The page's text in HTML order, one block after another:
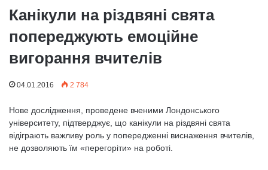
Канікули на різдвяні свята
попереджують емоційне
вигорання вчителів
04.01.2016 2 784
Нове дослідження, проведене вченими Лондонського
університету, підтверджує, що канікули на різдвяні свята
відіграють важливу роль у попередженні виснаження вчителів,
не дозволяють їм «перегоріти» на роботі.